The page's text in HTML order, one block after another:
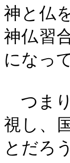
神と仏
神仏習
になっ
つまり
視し、
とだろ